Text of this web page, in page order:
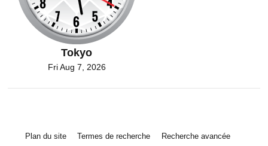
Tokyo
Fri Aug 7, 2026
Plan du site Termes de recherche Recherche avancée